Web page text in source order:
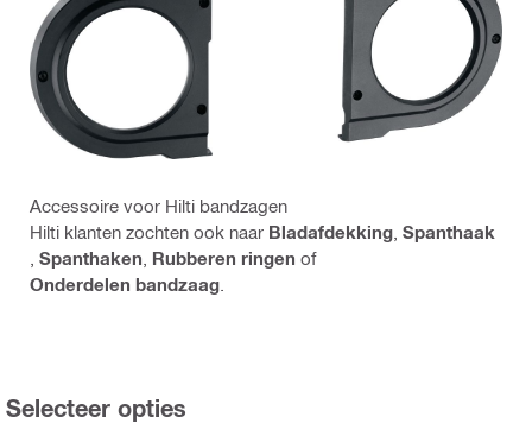
Accessoire voor Hilti bandzagen
Hilti klanten zochten ook naar Bladafdekking Spanthaak
Spanthaken Rubberen ringen of
Onderdelen bandzaag
Selecteer opties